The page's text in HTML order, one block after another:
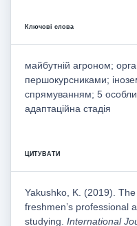
Ключові слова
майбутній агроном;
першокурсниками;
спрямуванням; 5
адаптаційна стадія
ЦИТУВАТИ
Yakushko, K. (2019).
freshmen’s professional
studying. International